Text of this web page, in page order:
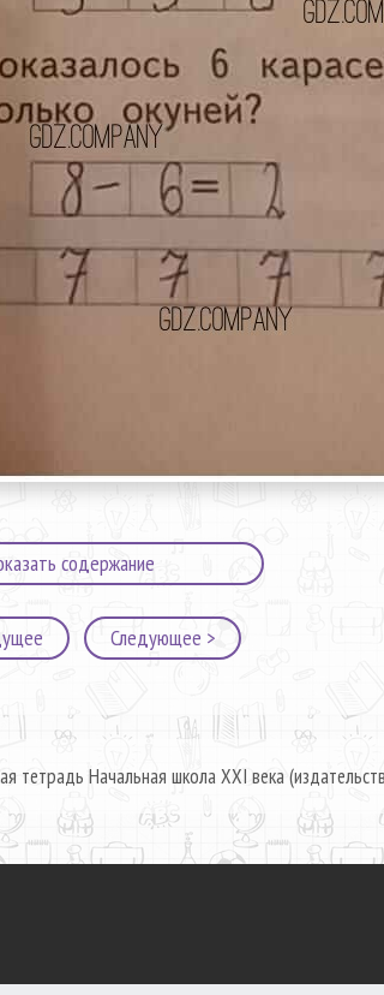
содержание
Следующее >
тетрадь Начальная школа XXI века